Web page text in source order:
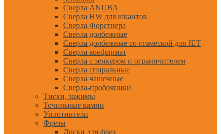
Сверла ANUBA
Сверла HW для шкантов
Сверла Форстнера
Сверла долбежные
Сверла долбежные со стамеской для JET
Сверла конфирмат
Сверла с зенкером и ограничителем
Сверла спиральные
Сверла чашечные
Сверла-пробочники
Тиски, зажимы
Точильные камни
Уплотнители
Фрезы
Диски для фрез